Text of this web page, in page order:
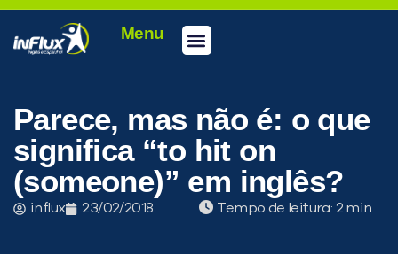
Menu
Parece, mas não é: o que
significa “to hit on
(someone)” em inglês?
influx 23/02/2018 Tempo de leitura: